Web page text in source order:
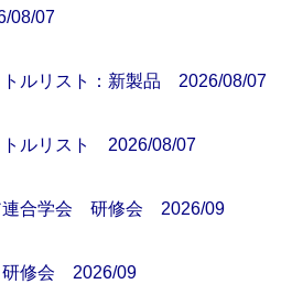
08/07
トルリスト：新製品 2026/08/07
トルリスト 2026/08/07
連合学会 研修会 2026/09
修会 2026/09